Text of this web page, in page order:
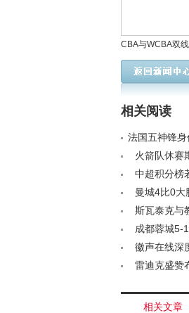
CBA与WCBA双
利，广东男女篮
绝杀遗憾落败
相关阅读
法国五神锋
秘背后原因< /
火箭队休赛
两人，引援明
中超积分榜
仍居十二，津
曼城4比0大
/a> 斯瓦泰克与
成都蓉城5-
大历史纪录< /
徽声在线深
避嫌的娱乐圈
雷迪克盛赞
相关文章